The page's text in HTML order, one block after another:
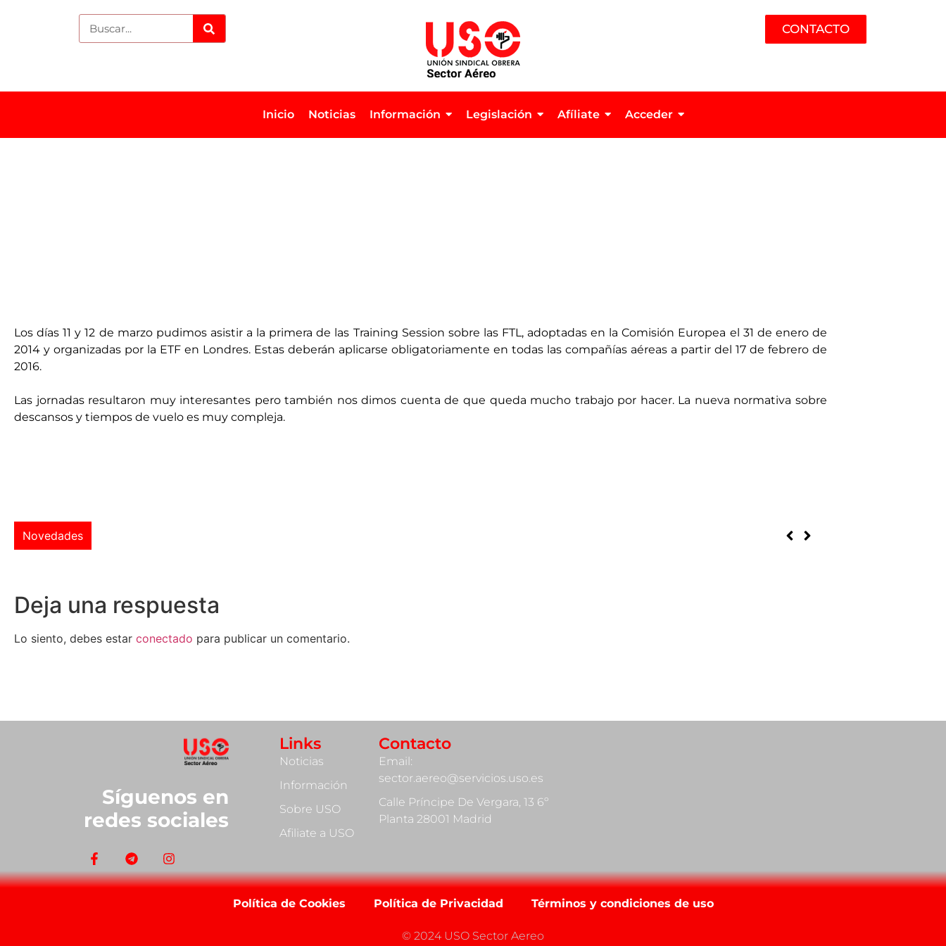
CONTACTO
Inicio Noticias Información Legislación Afíliate Acceder
Los días 11 y 12 de marzo pudimos asistir a la primera de las Training Session sobre las FTL, adoptadas en la Comisión Europea el 31 de enero de
2014 y organizadas por la ETF en Londres. Estas deberán aplicarse obligatoriamente en todas las compañías aéreas a partir del 17 de febrero de
2016.
Las jornadas resultaron muy interesantes pero también nos dimos cuenta de que queda mucho trabajo por hacer. La nueva normativa sobre
descansos y tiempos de vuelo es muy compleja.
Novedades
Deja una respuesta
Lo siento, debes estar conectado para publicar un comentario.
Síguenos en
redes sociales
Links
Noticias
Información
Sobre USO
Afiliate a USO
Contacto
Email:
sector.aereo@servicios.uso.es
Calle Príncipe De Vergara, 13 6º
Planta 28001 Madrid
Política de Cookies Política de Privacidad Términos y condiciones de uso
© 2024 USO Sector Aereo